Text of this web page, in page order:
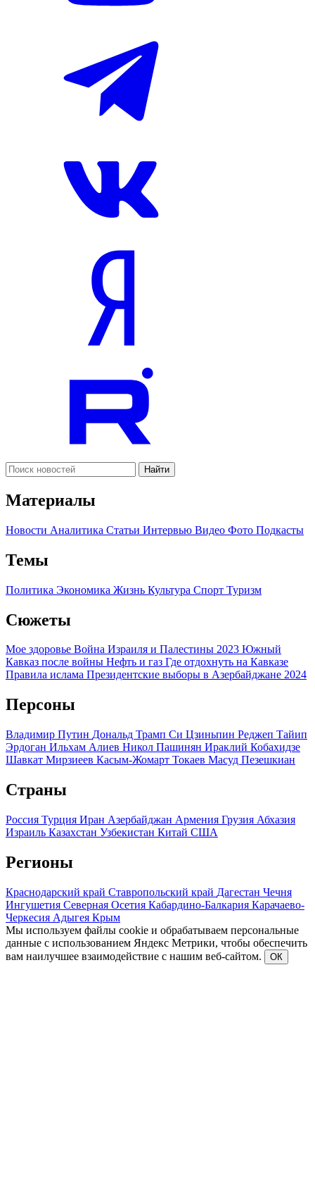
Найти
Материалы
Новости Аналитика Статьи Интервью Видео Фото Подкасты
Темы
Политика Экономика Жизнь Культура Спорт Туризм
Сюжеты
Мое здоровье Война Израиля и Палестины 2023 Южный
Кавказ после войны Нефть и газ Где отдохнуть на Кавказе
Правила ислама Президентские выборы в Азербайджане 2024
Персоны
Владимир Путин Дональд Трамп Си Цзиньпин Реджеп Тайип
Эрдоган Ильхам Алиев Никол Пашинян Ираклий Кобахидзе
Шавкат Мирзиеев Касым-Жомарт Токаев Масуд Пезешкиан
Страны
Россия Турция Иран Азербайджан Армения Грузия Абхазия
Израиль Казахстан Узбекистан Китай США
Регионы
Краснодарский край Ставропольский край Дагестан Чечня
Ингушетия Северная Осетия Кабардино-Балкария Карачаево-
Черкесия Адыгея Крым
Мы используем файлы cookie и обрабатываем персональные
данные с использованием Яндекс Метрики, чтобы обеспечить
вам наилучшее взаимодействие с нашим веб-сайтом.
ОК